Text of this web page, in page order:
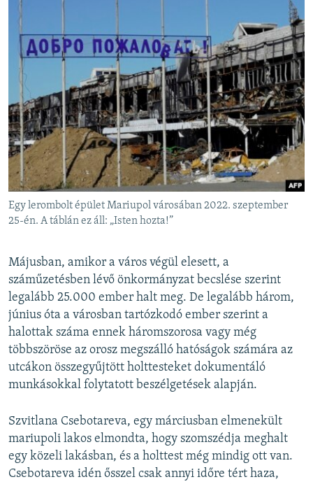
Egy lerombolt épület Mariupol városában 2022. szeptember
25-én. A táblán ez áll: „Isten hozta!”
Májusban, amikor a város végül elesett, a
száműzetésben lévő önkormányzat becslése szerint
legalább 25.000 ember halt meg. De legalább három,
június óta a városban tartózkodó ember szerint a
halottak száma ennek háromszorosa vagy még
többszöröse az orosz megszálló hatóságok számára az
utcákon összegyűjtött holttesteket dokumentáló
munkásokkal folytatott beszélgetések alapján.
Szvitlana Csebotareva, egy márciusban elmenekült
mariupoli lakos elmondta, hogy szomszédja meghalt
egy közeli lakásban, és a holttest még mindig ott van.
Csebotareva idén ősszel csak annyi időre tért haza,